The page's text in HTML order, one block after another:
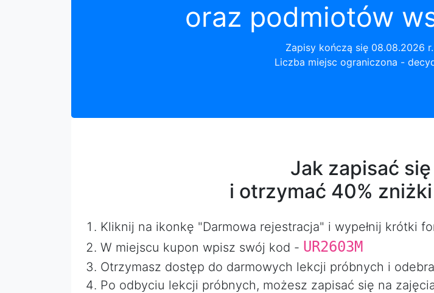
oraz podmiotów
Zapisy kończą się 08.08.2026
Liczba miejsc ograniczona -
Jak zapisać
i otrzymać 40%
Kliknij na ikonkę "Darmowa rejestracja" i wypełnij krótki
W miejscu kupon wpisz swój kod - UR2603M
Otrzymasz dostęp do darmowych lekcji próbnych i
Po odbyciu lekcji próbnych, możesz zapisać się na